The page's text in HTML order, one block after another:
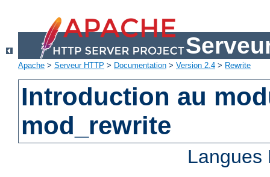
Apache > Serveur HTTP > Documentation > Version 2.4 > Rewrite
Introduction au
mod_rewrite